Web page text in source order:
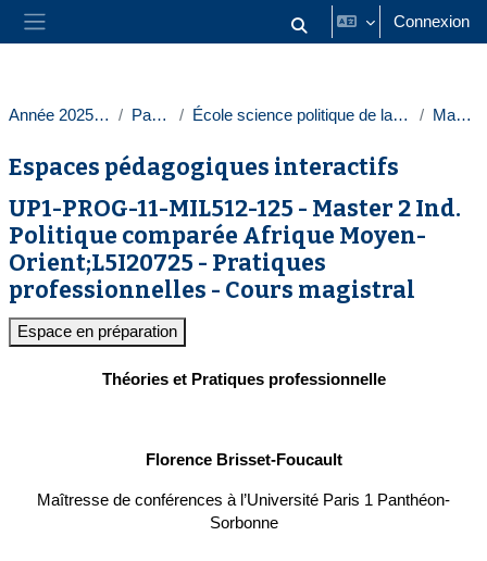
Passer au contenu principal
Panneau latéral Activer/désactiver la saisie
Connexion
Année 2025-2026 Paris 1 École science politique de la Sorbonne Masters
Espaces pédagogiques interactifs
UP1-PROG-11-MIL512-125 - Master 2 Ind.
Politique comparée Afrique Moyen-
Orient;L5I20725 - Pratiques
professionnelles - Cours magistral
Espace en préparation
Théories et Pratiques professionnelle
Florence Brisset-Foucault
Maîtresse de conférences à l’Université Paris 1 Panthéon-
Sorbonne